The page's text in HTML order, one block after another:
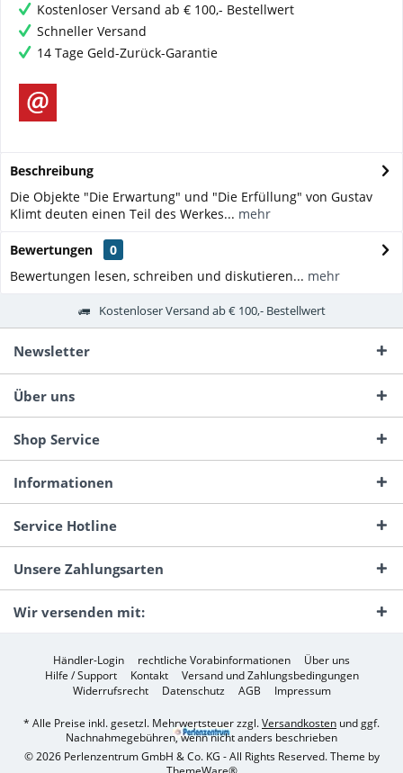
Kostenloser Versand ab € 100,- Bestellwert
Schneller Versand
14 Tage Geld-Zurück-Garantie
Beschreibung
Die Objekte "Die Erwartung" und "Die Erfüllung" von Gustav
Klimt deuten einen Teil des Werkes... mehr
Bewertungen
0
Bewertungen lesen, schreiben und diskutieren... mehr
Kostenloser Versand ab € 100,- Bestellwert
Newsletter
Über uns
Shop Service
Informationen
Service Hotline
Unsere Zahlungsarten
Wir versenden mit:
Händler-Login rechtliche Vorabinformationen
Über uns
Hilfe / Support
Kontakt
Versand und Zahlungsbedingungen
Widerrufsrecht
Datenschutz AGB Impressum
* Alle Preise inkl. gesetzl. Mehrwertsteuer zzgl.Versandkosten und ggf.
Nachnahmegebühren, wenn nicht anders beschrieben
© 2026 Perlenzentrum GmbH & Co. KG - All Rights Reserved. Theme by